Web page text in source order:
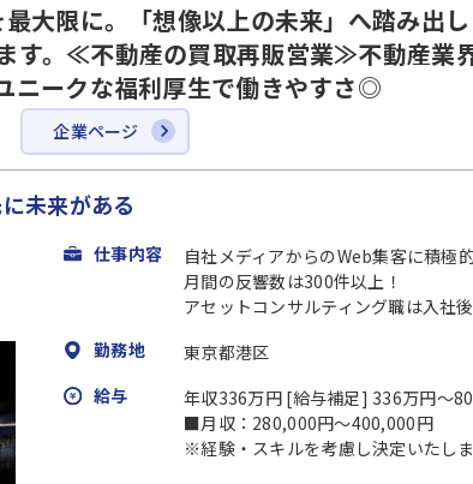
大限に。「想像以上の未来」へ踏み出
す。≪不動産の買取再販営業≫不動産業
ニークな福利厚生で働きやすさ◎
企業ページ
未来がある
仕事内容
自社メディアからのWeb集客に積極
月間の反響数は300件以上！
アセットコンサルティング職は入社
勤務地
東京都港区
給与
年収336万円 [給与補足] 336万円〜
■月収：280,000円〜400,000円
※経験・スキルを考慮し決定いたしま